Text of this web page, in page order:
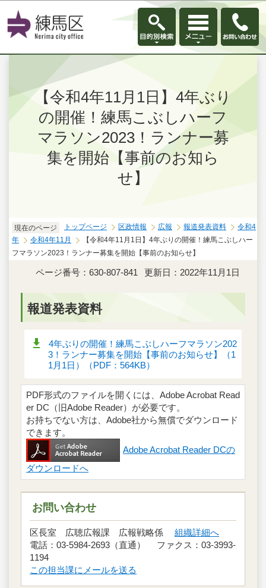
このページの本文へ移動
【令和4年11月1日】4年ぶり
の開催！練馬こぶしハーフ
マラソン2023！ランナー募
集を開始【事前のお知ら
せ】
現在のページ トップページ 区政情報 広報 報道発表資料
令和4
年
令和4年11月
【令和4年11月1日】4年ぶりの開催！練馬こぶしハー
フマラソン2023！ランナー募集を開始【事前のお知らせ】
ページ番号：630-807-841 更新日：2022年11月1日
報道発表資料
4年ぶりの開催！練馬こぶしハーフマラソン202
3！ランナー募集を開始【事前のお知らせ】（1
1月1日）（PDF：564KB）
PDF形式のファイルを開くには、Adobe Acrobat Read
er DC（旧Adobe Reader）が必要です。
お持ちでない方は、Adobe社から無償でダウンロード
できます。
Adobe Acrobat Reader DCの
ダウンロードへ
お問い合わせ
区長室 広聴広報課 広報戦略係 組織詳細へ
電話：03-5984-2693（直通） ファクス：03-3993-
1194
この担当課にメールを送る